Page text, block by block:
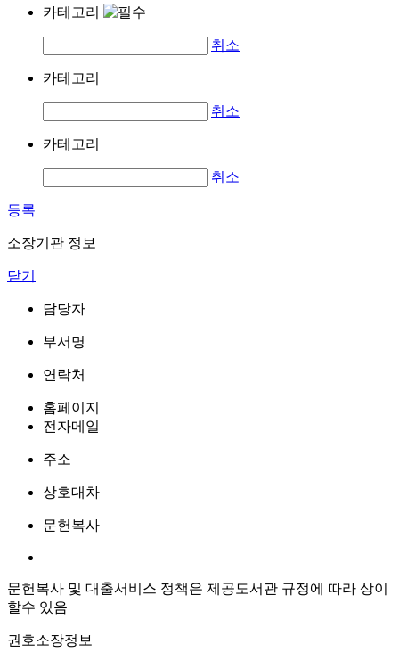
카테고리
취소
카테고리
취소
카테고리
취소
등록
소장기관 정보
닫기
담당자
부서명
연락처
홈페이지
전자메일
주소
상호대차
문헌복사
문헌복사 및 대출서비스 정책은 제공도서관 규정에 따라 상이
할수 있음
권호소장정보